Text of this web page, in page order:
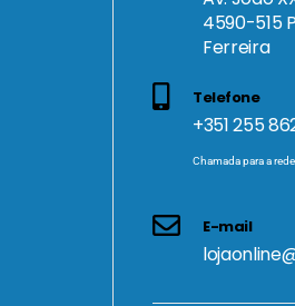
4590-515
Ferreira
Telefone
+351 255
Chamada para a
E-mail